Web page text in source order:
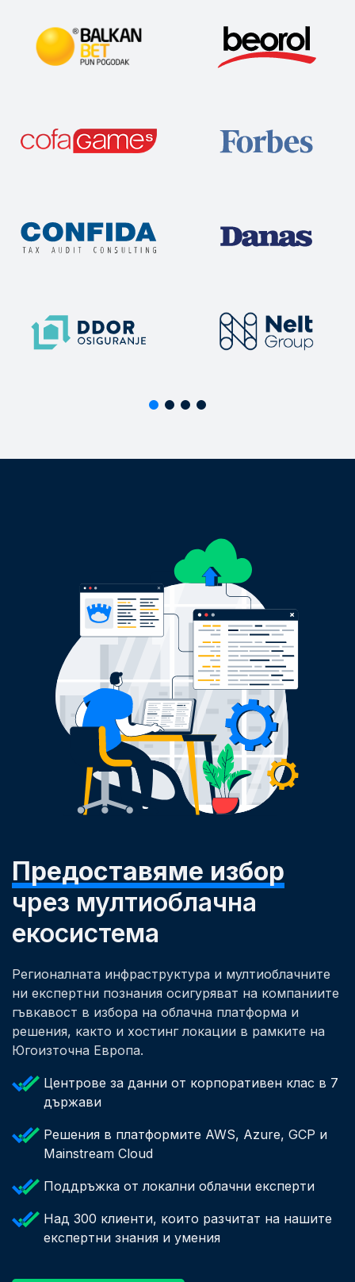
Предоставяме избор
чрез мултиоблачна
екосистема
Регионалната инфраструктура и мултиоблачните
ни експертни познания осигуряват на компаниите
гъвкавост в избора на облачна платформа и
решения, както и хостинг локации в рамките на
Югоизточна Европа.
Центрове за данни от корпоративен клас в 7
държави
Решения в платформите AWS, Azure, GCP и
Mainstream Cloud
Поддръжка от локални облачни експерти
Над 300 клиенти, които разчитат на нашите
експертни знания и умения